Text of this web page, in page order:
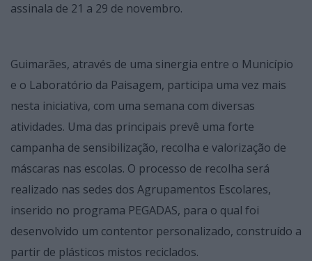
assinala de 21 a 29 de novembro.
Guimarães, através de uma sinergia entre o Município
e o Laboratório da Paisagem, participa uma vez mais
nesta iniciativa, com uma semana com diversas
atividades. Uma das principais prevê uma forte
campanha de sensibilização, recolha e valorização de
máscaras nas escolas. O processo de recolha será
realizado nas sedes dos Agrupamentos Escolares,
inserido no programa PEGADAS, para o qual foi
desenvolvido um contentor personalizado, construído a
partir de plásticos mistos reciclados.